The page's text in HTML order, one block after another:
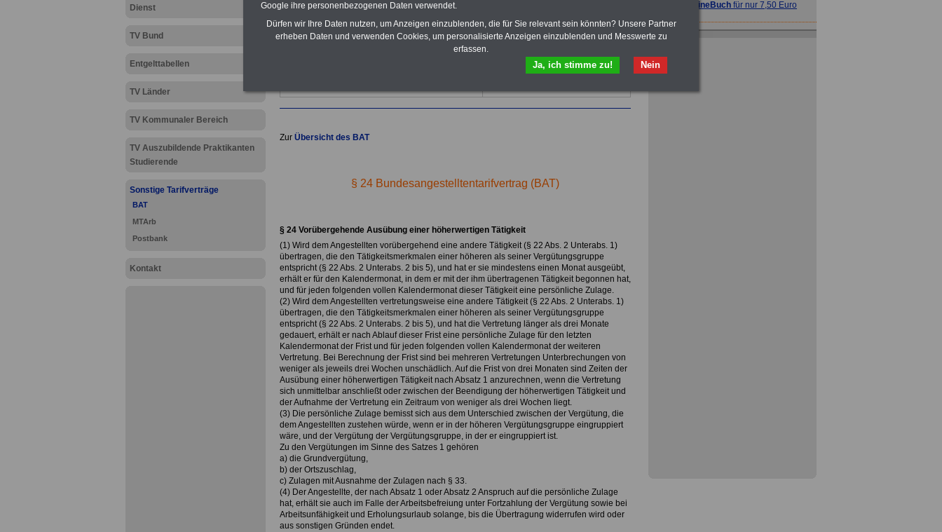
Dienst
TV Bund
Entgelttabellen
TV Länder
TV Kommunaler Bereich
TV Auszubildende Praktikanten
Studierende
Sonstige Tarifverträge
BAT
MTArb
Postbank
Kontakt
Im PortalPDF-SERVICE findn Sie
daseBook Tarifrecht öffentlicher
Dienst (TVöD, TV-L)
10 Bücher bzw. eBooks zum
herunterladen, lesen und
Zur Übersicht des BAT
§ 24 Bundesangestelltentarifvertrag (BAT)
§ 24 Vorübergehende Ausübung einer höherwertigen Tätigkeit
(1) Wird dem Angestellten vorübergehend eine andere Tätigkeit (§ 22 Abs. 2 Unterabs. 1)
übertragen, die den Tätigkeitsmerkmalen einer höheren als seiner Vergütungsgruppe
entspricht (§ 22 Abs. 2 Unterabs. 2 bis 5), und hat er sie mindestens einen Monat ausgeübt,
erhält er für den Kalendermonat, in dem er mit der ihm übertragenen Tätigkeit begonnen hat,
und für jeden folgenden vollen Kalendermonat dieser Tätigkeit eine persönliche Zulage.
(2) Wird dem Angestellten vertretungsweise eine andere Tätigkeit (§ 22 Abs. 2 Unterabs. 1)
übertragen, die den Tätigkeitsmerkmalen einer höheren als seiner Vergütungsgruppe
entspricht (§ 22 Abs. 2 Unterabs. 2 bis 5), und hat die Vertretung länger als drei Monate
gedauert, erhält er nach Ablauf dieser Frist eine persönliche Zulage für den letzten
Kalendermonat der Frist und für jeden folgenden vollen Kalendermonat der weiteren
Vertretung. Bei Berechnung der Frist sind bei mehreren Vertretungen Unterbrechungen von
weniger als jeweils drei Wochen unschädlich. Auf die Frist von drei Monaten sind Zeiten der
Ausübung einer höherwertigen Tätigkeit nach Absatz 1 anzurechnen, wenn die Vertretung
sich unmittelbar anschließt oder zwischen der Beendigung der höherwertigen Tätigkeit und
der Aufnahme der Vertretung ein Zeitraum von weniger als drei Wochen liegt.
(3) Die persönliche Zulage bemisst sich aus dem Unterschied zwischen der Vergütung, die
dem Angestellten zustehen würde, wenn er in der höheren Vergütungsgruppe eingruppiert
wäre, und der Vergütung der Vergütungsgruppe, in der er eingruppiert ist.
Zu den Vergütungen im Sinne des Satzes 1 gehören
a) die Grundvergütung,
b) der Ortszuschlag,
c) Zulagen mit Ausnahme der Zulagen nach § 33.
(4) Der Angestellte, der nach Absatz 1 oder Absatz 2 Anspruch auf die persönliche Zulage
hat, erhält sie auch im Falle der Arbeitsbefreiung unter Fortzahlung der Vergütung sowie bei
Arbeitsunfähigkeit und Erholungsurlaub solange, bis die Übertragung widerrufen wird oder
aus sonstigen Gründen endet.
OnlineBuch für nur 7,50 Euro
Google ihre personenbezogenen Daten verwendet.
Dürfen wir Ihre Daten nutzen, um Anzeigen einzublenden, die für Sie relevant sein könnten? Unsere Partner
erheben Daten und verwenden Cookies, um personalisierte Anzeigen einzublenden und Messwerte zu
erfassen.
Nein
Ja, ich stimme zu!